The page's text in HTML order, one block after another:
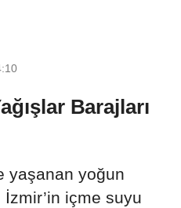
Barajları
yaşanan yoğun
İzmir’in içme suyu